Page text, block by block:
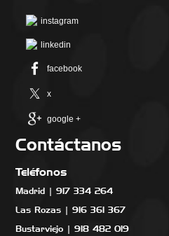
instagram
linkedin
facebook
x
google +
Contáctanos
Teléfonos
Madrid | 917 334 264
Las Rozas | 916 361 367
Bustarviejo | 918 482 019